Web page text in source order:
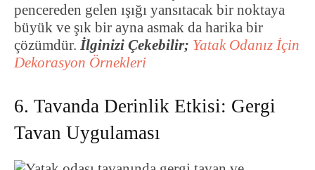
pencereden gelen ışığı yansıtacak bir noktaya
büyük ve şık bir ayna asmak da harika bir
çözümdür. İlginizi Çekebilir; Yatak Odanız İçin
Dekorasyon Örnekleri
6. Tavanda Derinlik Etkisi: Gergi
Tavan Uygulaması